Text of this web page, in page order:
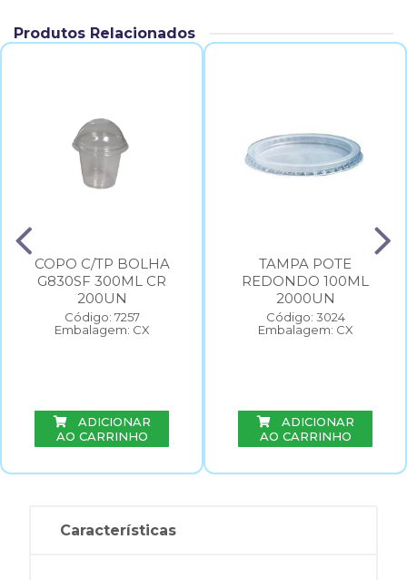
Produtos Relacionados
COPO C/TP BOLHA
G830SF 300ML CR
200UN
Código: 7257
Embalagem: CX
ADICIONAR
AO CARRINHO
TAMPA POTE
REDONDO 100ML
2000UN
Código: 3024
Embalagem: CX
ADICIONAR
AO CARRINHO
Características